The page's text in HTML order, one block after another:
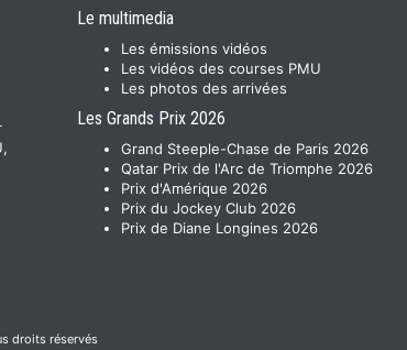
Le multimedia
Les émissions vidéos
Les vidéos des courses PMU
Les photos des arrivées
Les Grands Prix 2026
Grand Steeple-Chase de Paris 2026
Qatar Prix de l'Arc de Triomphe 2026
Prix d'Amérique 2026
Prix du Jockey Club 2026
Prix de Diane Longines 2026
droits réservés